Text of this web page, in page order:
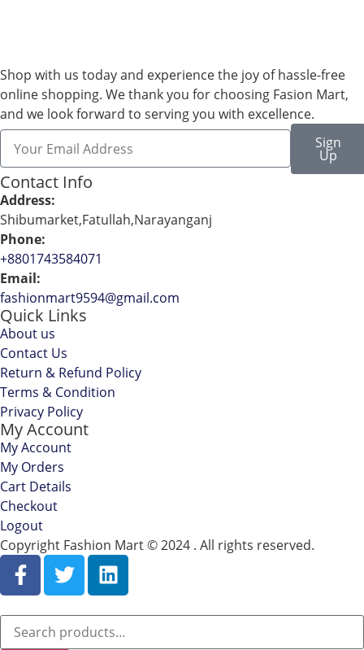
Shop with us today and experience the joy of hassle-free
online shopping. We thank you for choosing Fasion Mart,
and we look forward to serving you with excellence.
Sign
Up
Contact Info
Address:
Shibumarket,Fatullah,Narayanganj
Phone:
+8801743584071
Email:
fashionmart9594@gmail.com
Quick Links
About us
Contact Us
Return & Refund Policy
Terms & Condition
Privacy Policy
My Account
My Account
My Orders
Cart Details
Checkout
Logout
Copyright Fashion Mart © 2024 . All rights reserved.